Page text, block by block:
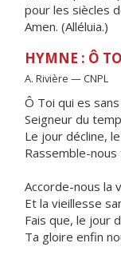
pour les siècles
Amen. (Alléluia.)
HYMNE : Ô
A. Rivière — CNPL
Ô Toi qui es
Seigneur du
Le jour décline,
Rassemble-
Accorde-nous la
Et la vieillesse
Fais que, le jour
Ta gloire enfin